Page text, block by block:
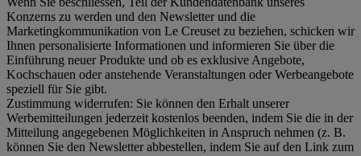
Konzerns zu werden und den Newsletter und die
Marketingkommunikation von Le Creuset zu beziehen, schicken wir
Ihnen personalisierte Informationen und informieren Sie über die
Einführung neuer Produkte und ob es exklusive Angebote,
Kochschauen oder anstehende Veranstaltungen oder Werbeangebote
speziell für Sie gibt.
Zustimmung widerrufen: Sie können den Erhalt unserer
Werbemitteilungen jederzeit kostenlos beenden, indem Sie die in der
Mitteilung angegebenen Möglichkeiten in Anspruch nehmen (z. B.
können Sie den Newsletter abbestellen, indem Sie auf den Link zum